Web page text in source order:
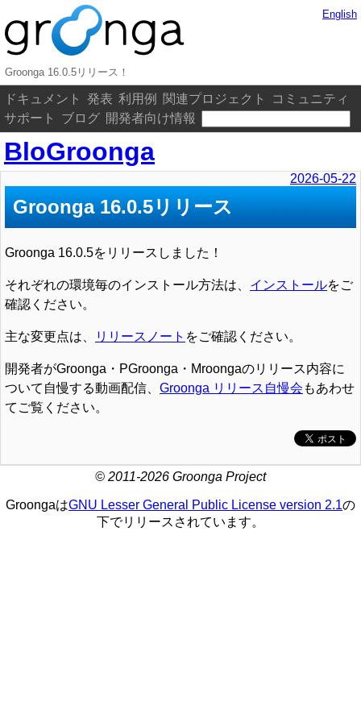
Groonga 16.0.5リリース！
ドキュメント 発表 利用例 関連プロジェクト
コミュニティ
サポート
ブログ 開発者向け情報
English
BloGroonga
2026-05-22
Groonga 16.0.5リリース
Groonga 16.0.5をリリースしました！
それぞれの環境毎のインストール方法は、 インストールをご
確認ください。
主な変更点は、 リリースノート をご確認ください。
開発者がGroonga・PGroonga・Mroongaのリリース内容に
ついて自慢する動画配信、 Groonga リリース自慢会 もあわせ
てご覧ください。
© 2011-2026 Groonga Project
GroongaはGNU Lesser General Public License version 2.1の
下でリリースされています。